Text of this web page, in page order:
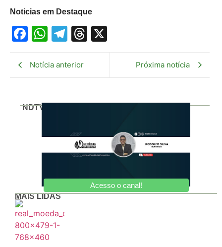
Noticias em Destaque
Facebook
WhatsApp
Telegram
Threads
Notícia anterior Próxima notícia
NDTV
Acesso o canal!
MAIS LIDAS